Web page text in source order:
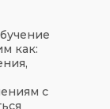
как:
с